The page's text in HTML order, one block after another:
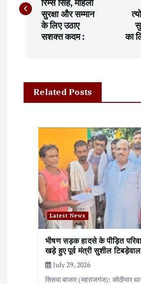
s
v
रिम्स सिंह, महिला
सुरक्षा और सम्मान
के लिए उठाए
सशक्त कदम :
का
Related Posts
Latest News
भीषण सड़क हादसे के पीड़ित
खड़े हुए पूर्व मंत्री सुशील
July 29, 2026
सिसवा बाजार (महराजगंज): कोठीभार